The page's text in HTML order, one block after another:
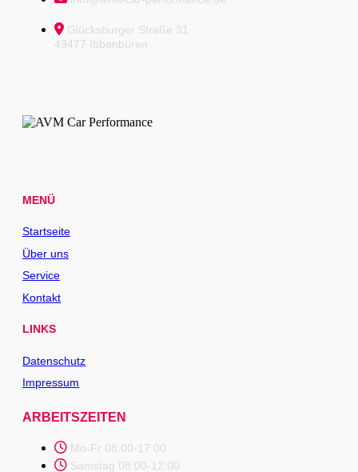
Glücksburger Straße 31
49477 Ibbenbüren
MENÜ
Startseite
Über uns
Service
Kontakt
LINKS
Datenschutz
Impressum
ARBEITSZEITEN
Mo-Fr 08:00-17:00
Samstag 08:00-12:00